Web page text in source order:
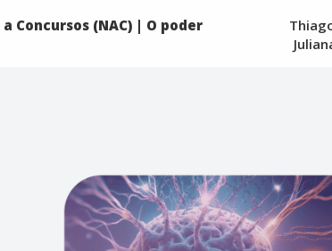
Concursos (NAC) | O poder